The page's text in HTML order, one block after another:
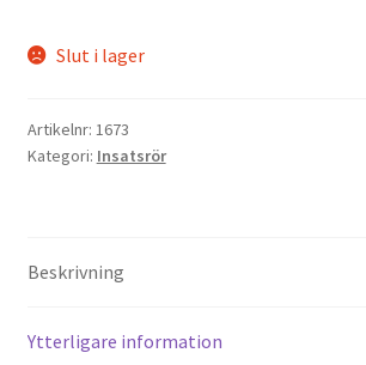
Slut i lager
Artikelnr: 1673
Kategori: Insatsrör
Beskrivning
Ytterligare information